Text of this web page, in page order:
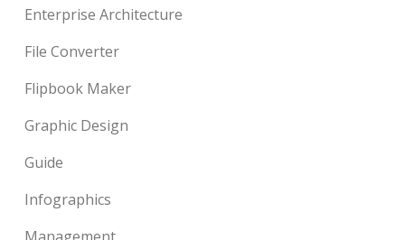
Enterprise Architecture
File Converter
Flipbook Maker
Graphic Design
Guide
Infographics